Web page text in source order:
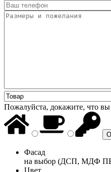
Пожалуйста, докажите, что
Фасад
на выбор (ДСП, МДФ
Цвет